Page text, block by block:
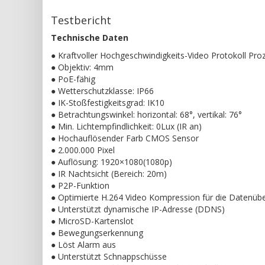
Testbericht
Technische Daten
● Kraftvoller Hochgeschwindigkeits-Video Protokoll
● Objektiv: 4mm
● PoE-fähig
● Wetterschutzklasse: IP66
● IK-Stoßfestigkeitsgrad: IK10
● Betrachtungswinkel: horizontal: 68°, vertikal: 76°
● Min. Lichtempfindlichkeit: 0Lux (IR an)
● Hochauflösender Farb CMOS Sensor
● 2.000.000 Pixel
● Auflösung: 1920×1080(1080p)
● IR Nachtsicht (Bereich: 20m)
● P2P-Funktion
● Optimierte H.264 Video Kompression für die
● Unterstützt dynamische IP-Adresse (DDNS)
● MicroSD-Kartenslot
● Bewegungserkennung
● Löst Alarm aus
● Unterstützt Schnappschüsse